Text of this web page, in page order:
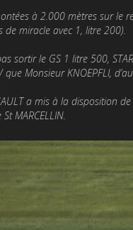
à 2.000 mètres sur le
miracle avec 1, litre 200).
sortir le GS 1 litre 500,
que Monsieur KNOEPFLI,
a mis à la dispo­sition
MARCELLIN.